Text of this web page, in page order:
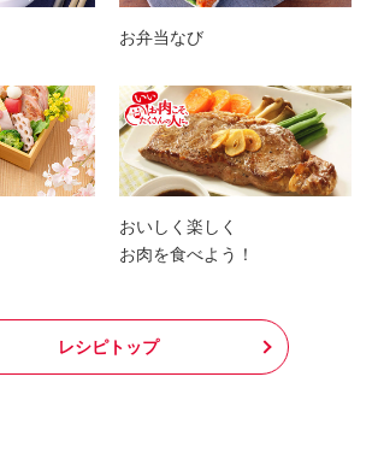
お弁当なび
おいしく楽しく
お肉を食べよう！
レシピトップ